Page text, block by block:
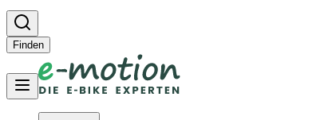
Finden